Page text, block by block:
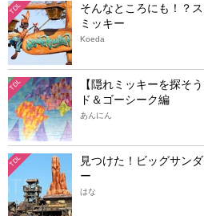
TDL
そんなところにも！？
ミッキー
Koeda
TDL
【隠れミッキーを探そ
ド＆ゴーシーク編
あんにん
TDL
見つけた！ビッグサン
ー
はな